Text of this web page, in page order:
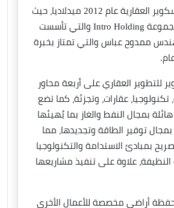
تأسست شركة إم سكوير العقارية عام 2012 ميدلاديا، حيث
أنها كانت تابعة لمجموعة Intro Holding والتي تأسست
ممدوح عباس والتي تمتاز بخبرة
للتطوير العقاري على أربعة محاور
عقارات، وتجزئة، كما تضع
بمجال النفط والغاز بما يُهيئها
توفير الطاقة وتجديدها، مما
بمبادئ الاستدامة والتكنولوجيا
النظيفة، علاوة على تنفيذ مشاريعها
أراضي مخصصة للأعمال الأخرى